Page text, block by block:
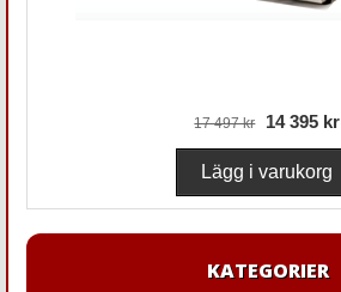
17 497 kr 14 395 kr
KATEGORIER